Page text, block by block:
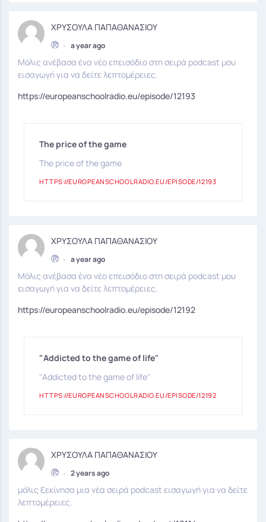
ΧΡΥΣΟΥΛΑ ΠΑΠΑΘΑΝΑΣΙΟΥ
• a year ago
Μόλις ανέβασα ένα νέο επεισόδιο στη σειρά podcast μου
εισαγωγή για να δείτε λεπτομέρειες.
https://europeanschoolradio.eu/episode/12193
The price of the game
The price of the game
HTTPS://EUROPEANSCHOOLRADIO.EU/EPISODE/12193
ΧΡΥΣΟΥΛΑ ΠΑΠΑΘΑΝΑΣΙΟΥ
• a year ago
Μόλις ανέβασα ένα νέο επεισόδιο στη σειρά podcast μου
εισαγωγή για να δείτε λεπτομέρειες.
https://europeanschoolradio.eu/episode/12192
"Addicted to the game of life"
"Addicted to the game of life"
HTTPS://EUROPEANSCHOOLRADIO.EU/EPISODE/12192
ΧΡΥΣΟΥΛΑ ΠΑΠΑΘΑΝΑΣΙΟΥ
• 2 years ago
μόλις ξεκίνησα μια νέα σειρά podcast εισαγωγή για να δείτε
λεπτομέρειες.